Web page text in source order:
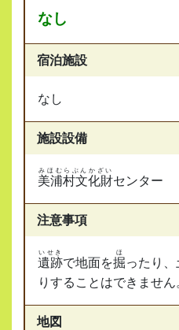
なし
宿泊施設
なし
施設設備
美浦村文化財
みほむらぶんかざい
センター
注意事項
遺跡
いせき
で地面を掘
ほ
ったり、
りすることはできません
地図